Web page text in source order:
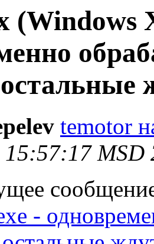
(Windows
temotor
MSD
-